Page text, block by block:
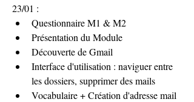
23/01 :
Questionnaire M1 & M2
Présentation du Module
Découverte de Gmail
Interface d'utilisation : naviguer entre
les dossiers, supprimer des mails
Vocabulaire + Création d'adresse mail